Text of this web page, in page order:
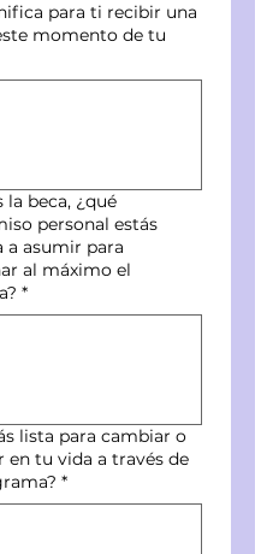
para ti recibir una
momento de tu
la beca, ¿qué
personal estás
a asumir para
al máximo el
*
lista para cambiar o
en tu vida a través de
*